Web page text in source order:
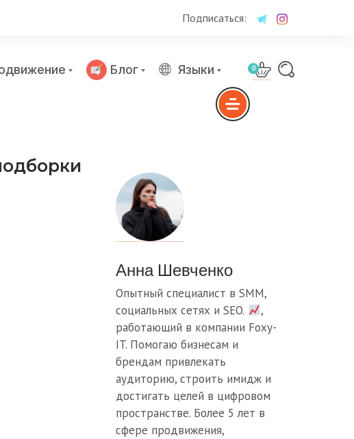
Подписаться:
Блог Языки 0
Анна Шевченко
Опытный специалист в SMM,
социальных сетях и SEO.
,
работающий в компании Foxy-
IT. Помогаю бизнесам и
брендам привлекать
аудиторию, строить имидж и
достигать целей в цифровом
пространстве. Более 5 лет в
сфере продвижения,